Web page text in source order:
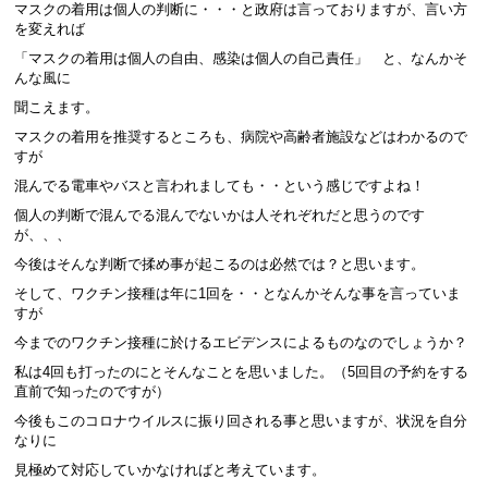
マスクの着用は個人の判断に・・・と政府は言っておりますが、言い方
を変えれば
「マスクの着用は個人の自由、感染は個人の自己責任」 と、なんかそ
んな風に
聞こえます。
マスクの着用を推奨するところも、病院や高齢者施設などはわかるので
すが
混んでる電車やバスと言われましても・・という感じですよね！
個人の判断で混んでる混んでないかは人それぞれだと思うのです
が、、、
今後はそんな判断で揉め事が起こるのは必然では？と思います。
そして、ワクチン接種は年に1回を・・となんかそんな事を言っていま
すが
今までのワクチン接種に於けるエビデンスによるものなのでしょうか？
私は4回も打ったのにとそんなことを思いました。（5回目の予約をする
直前で知ったのですが）
今後もこのコロナウイルスに振り回される事と思いますが、状況を自分
なりに
見極めて対応していかなければと考えています。